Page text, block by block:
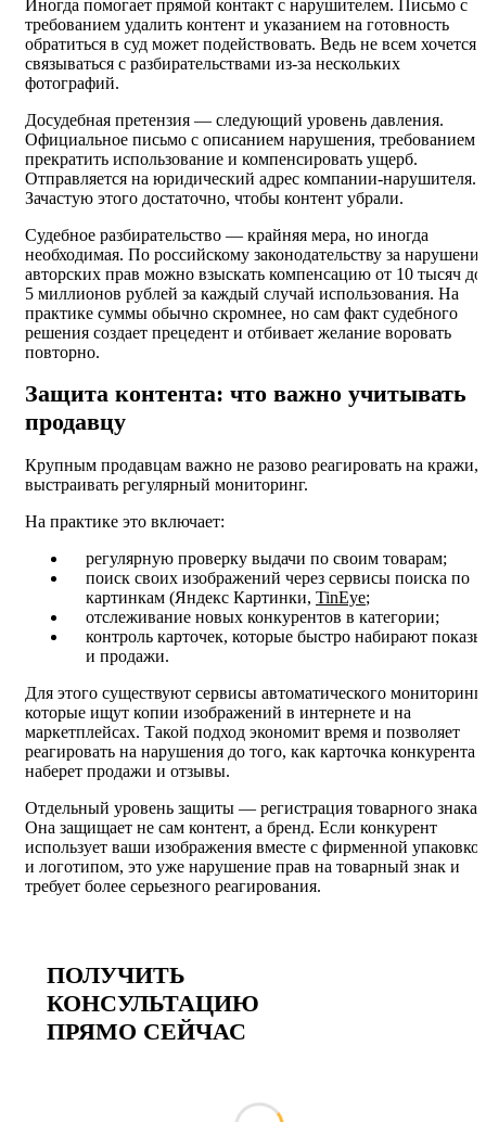
Иногда помогает прямой контакт с нарушителем. Письмо с
требованием удалить контент и указанием на готовность
обратиться в суд может подействовать. Ведь не всем хочется
связываться с разбирательствами из-за нескольких
фотографий.
Досудебная претензия — следующий уровень давления.
Официальное письмо с описанием нарушения, требованием
прекратить использование и компенсировать ущерб.
Отправляется на юридический адрес компании-нарушителя.
Зачастую этого достаточно, чтобы контент убрали.
Судебное разбирательство — крайняя мера, но иногда
необходимая. По российскому законодательству за нарушение
авторских прав можно взыскать компенсацию от 10 тысяч до
5 миллионов рублей за каждый случай использования. На
практике суммы обычно скромнее, но сам факт судебного
решения создает прецедент и отбивает желание воровать
повторно.
Защита контента: что важно учитывать
продавцу
Крупным продавцам важно не разово реагировать на кражи,
выстраивать регулярный мониторинг.
На практике это включает:
регулярную проверку выдачи по своим товарам;
поиск своих изображений через сервисы поиска по
картинкам (Яндекс Картинки, TinEye;
отслеживание новых конкурентов в категории;
контроль карточек, которые быстро набирают показы
и продажи.
Для этого существуют сервисы автоматического
которые ищут копии изображений в интернете и на
маркетплейсах. Такой подход экономит время и позволяет
реагировать на нарушения до того, как карточка конкурента
наберет продажи и отзывы.
Отдельный уровень защиты — регистрация товарного знака.
Она защищает не сам контент, а бренд. Если конкурент
использует ваши изображения вместе с фирменной
и логотипом, это уже нарушение прав на товарный знак и
требует более серьезного реагирования.
ПОЛУЧИТЬ
КОНСУЛЬТАЦИЮ
ПРЯМО СЕЙЧАС